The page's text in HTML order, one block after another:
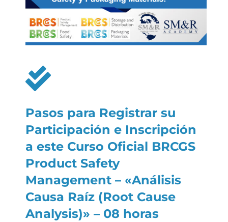
Pasos para Registrar su
Participación e Inscripción
a este Curso Oficial BRCGS
Product Safety
Management – «Análisis
Causa Raíz (Root Cause
Analysis)» – 08 horas